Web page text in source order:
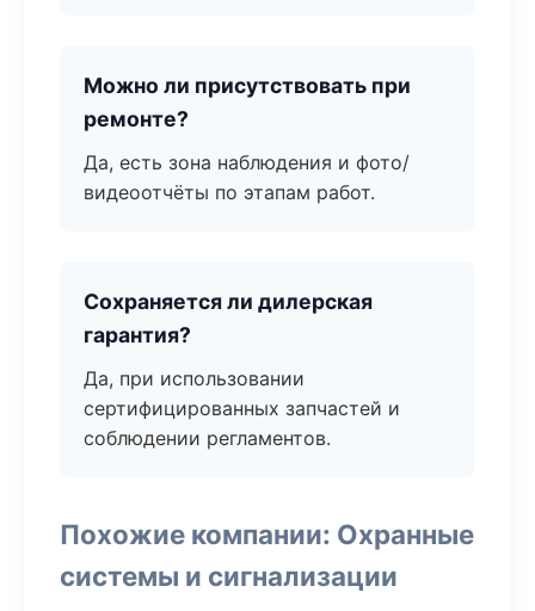
Можно ли присутствовать при
ремонте?
Да, есть зона наблюдения и фото/
видеоотчёты по этапам работ.
Сохраняется ли дилерская
гарантия?
Да, при использовании
сертифицированных запчастей и
соблюдении регламентов.
Похожие компании: Охранные
системы и сигнализации